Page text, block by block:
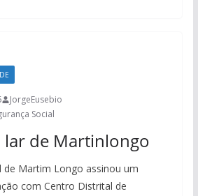
JorgeEusebio
Social
de Martinlongo
de Martim Longo assinou um
com Centro Distrital de